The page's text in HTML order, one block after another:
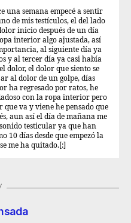
una semana empecé a sentir
de mis testículos, el del lado
inicio después de un día
interior algo ajustada, así
al siguiente día ya
y al tercer día ya casi había
dolor, el dolor que siento se
al dolor de un golpe, días
ha regresado por ratos, he
con la ropa interior pero
que va y viene he pensado que
aun así el día de mañana me
testicular ya que han
10 días desde que empezó la
me ha quitado.[:]